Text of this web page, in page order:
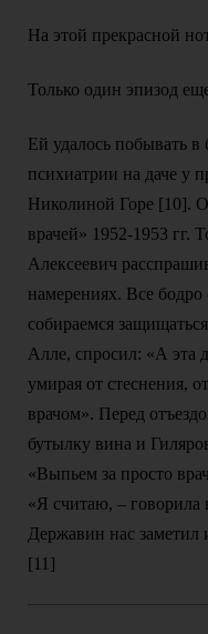
На этой прекрасной
Только один эпизод
Ей удалось побывать
психиатрии на даче у
Николиной Горе [10].
врачей» 1952-1953 гг.
Алексеевич
намерениях. Все
собираемся
Алле, спросил: «А эта
умирая от стеснения,
врачом». Перед
бутылку вина и
«Выпьем за просто
«Я считаю, – говорила
Державин нас заметил
[11]